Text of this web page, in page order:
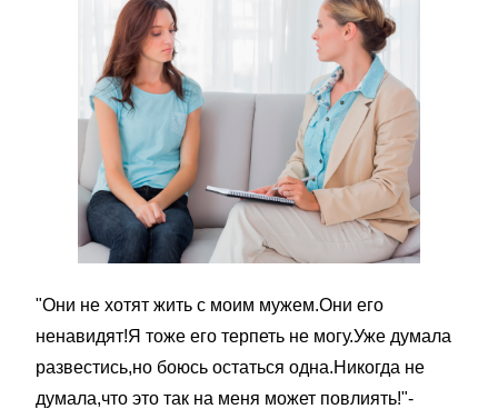
"Они не хотят жить с моим мужем.Они его
ненавидят!Я тоже его терпеть не могу.Уже думала
развестись,но боюсь остаться одна.Никогда не
думала,что это так на меня может повлиять!"-